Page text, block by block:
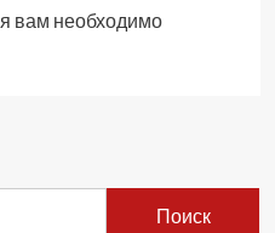
вам необходимо
Поиск